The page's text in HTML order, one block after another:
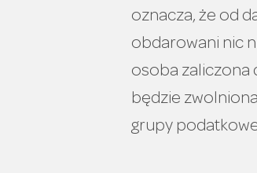
oznacza, że od
obdarowani nic
osoba zaliczona
będzie
grupy